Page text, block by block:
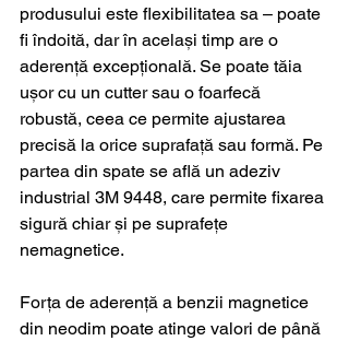
produsului este flexibilitatea sa – poate
fi îndoită, dar în același timp are o
aderență excepțională. Se poate tăia
ușor cu un cutter sau o foarfecă
robustă, ceea ce permite ajustarea
precisă la orice suprafață sau formă. Pe
partea din spate se află un adeziv
industrial 3M 9448, care permite fixarea
sigură chiar și pe suprafețe
nemagnetice.
Forța de aderență a benzii magnetice
din neodim poate atinge valori de până